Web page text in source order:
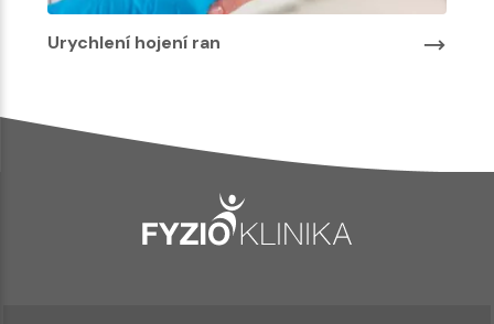
Urychlení hojení ran